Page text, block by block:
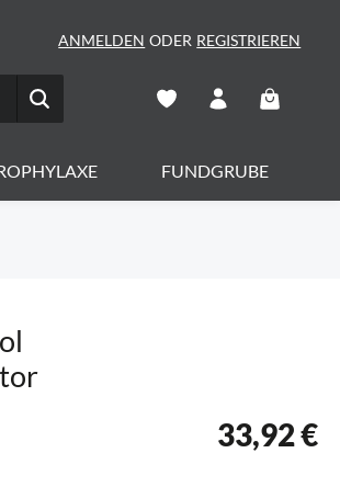
ANMELDEN ODER REGISTRIEREN
FUNDGRUBE
33,92 €